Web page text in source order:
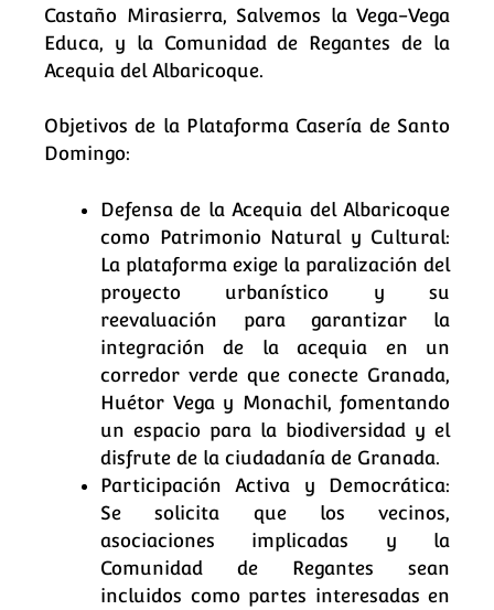
Castaño Mirasierra, Salvemos la Vega-Vega
Educa, y la Comunidad de Regantes de la
Acequia del Albaricoque.
Objetivos de la Plataforma Casería de Santo
Domingo:
Defensa de la Acequia del Albaricoque
como Patrimonio Natural y Cultural:
La plataforma exige la paralización del
proyecto urbanístico y su
reevaluación para garantizar la
integración de la acequia en un
corredor verde que conecte Granada,
Huétor Vega y Monachil, fomentando
un espacio para la biodiversidad y el
disfrute de la ciudadanía de Granada.
Participación Activa y Democrática:
Se solicita que los vecinos,
asociaciones implicadas y la
Comunidad de Regantes sean
incluidos como partes interesadas en